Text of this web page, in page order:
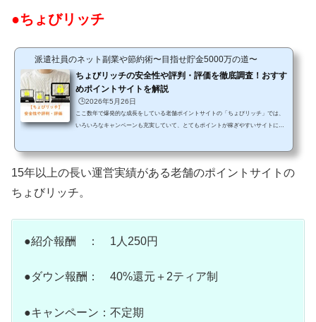
●ちょびリッチ
派遣社員のネット副業や節約術〜目指せ貯金5000万の道〜
ちょびリッチの安全性や評判・評価を徹底調査！おすす
めポイントサイトを解説
🕒️2026年5月26日
ここ数年で爆発的な成長をしている老舗ポイントサイトの「ちょびリッチ」では、
いろいろなキャンペーンも充実していて、とてもポイントが稼ぎやすいサイトに変
ども高ポイント還元で利用できてしまうのが恐ろしいところです。そこで今回は、
15年以上の長い運営実績がある老舗のポイントサイトの
ちょびリッチ。
●紹介報酬 ： 1人250円
●ダウン報酬： 40%還元＋2ティア制
●キャンペーン：不定期